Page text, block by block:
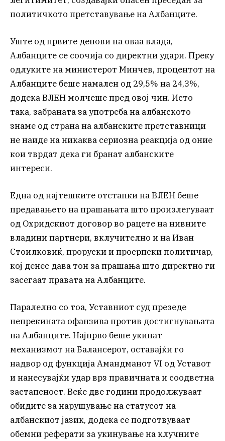
политичкото претставување на Албанците.
Уште од првите денови на оваа влада,
Албанците се соочија со директни удари. Преку
одлуките на министерот Минчев, процентот на
Албанците беше намален од 29,5% на 24,3%,
додека ВЛЕН молчеше пред овој чин. Исто
така, забраната за употреба на албанското
знаме од страна на албанските претставници
не наиде на никаква сериозна реакција од оние
кои тврдат дека ги бранат албанските
интереси.
Една од најтешките отстапки на ВЛЕН беше
предавањето на прашањата што произлегуваат
од Охридскиот договор во рацете на нивните
владини партнери, вклучително и на Иван
Стоилковиќ, проруски и просрпски политичар,
кој денес дава тон за прашања што директно ги
засегаат правата на Албанците.
Паралелно со тоа, Уставниот суд презеде
непрекината офанзива против достигнувањата
на Албанците. Најпрво беше укинат
механизмот на Балансерот, оставајќи го
надвор од функција Амандманот VI од Уставот
и нанесувајќи удар врз правичната и соодветна
застапеност. Веќе две години продолжуваат
обидите за нарушување на статусот на
албанскиот јазик, додека се подготвуваат
обемни реферати за укинување на клучните